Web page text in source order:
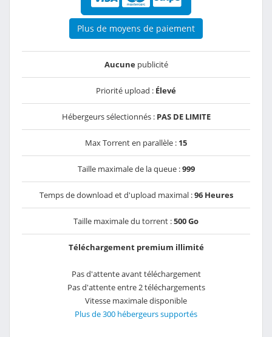
Plus de moyens de paiement
Aucunepublicité
Priorité upload : Élevé
Hébergeurs sélectionnés : PAS DE LIMITE
Max Torrent en parallèle : 15
Taille maximale de la queue :999
Temps de download et d'upload maximal :96 Heures
Taille maximale du torrent :500 Go
Téléchargement premium illimité
Pas d'attente avant téléchargement
Pas d'attente entre 2 téléchargements
Vitesse maximale disponible
Plus de 300 hébergeurs supportés